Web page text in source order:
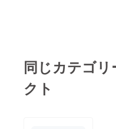
同じカテゴ
クト